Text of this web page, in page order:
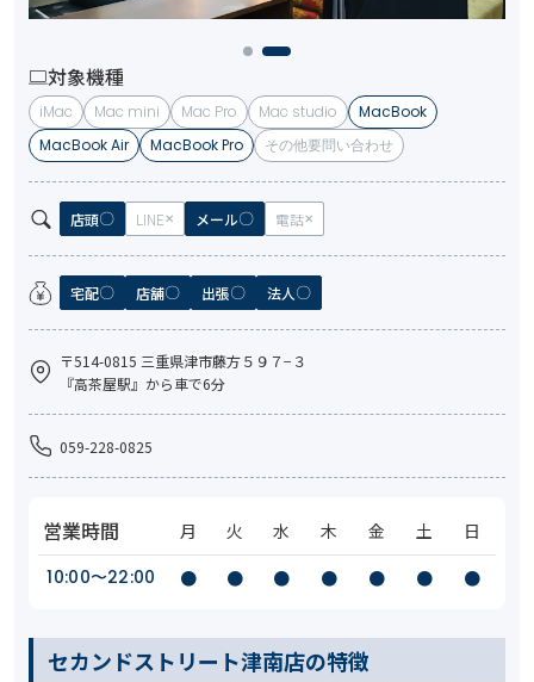
対象機種
iMac Mac mini Mac Pro Mac studio
MacBook
MacBook Air
MacBook Pro その他要問い合わせ
店頭 LINE メール 電話
宅配 店舗 出張 法人
〒514-0815 三重県津市藤方５９７−３
『高茶屋駅』から車で6分
059-228-0825
営業時間 月 火 水 木 金 土
日
10:00〜22:00
● ● ● ● ● ● ●
セカンドストリート津南店の特徴